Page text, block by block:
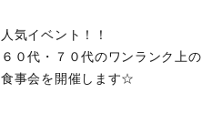
人気イベント！！
６０代・７０代のワンランク上の
食事会を開催します☆